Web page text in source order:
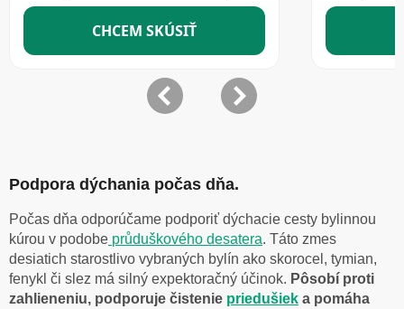
Podpora dýchania počas dňa.
Počas dňa odporúčame podporiť dýchacie cesty bylinnou
kúrou v podobe průduškového desatera. Táto zmes
desiatich starostlivo vybraných bylín ako skorocel, tymian,
fenykl či slez má silný expektoračný účinok. Pôsobí proti
zahlieneniu, podporuje čistenie priedušiek a pomáha